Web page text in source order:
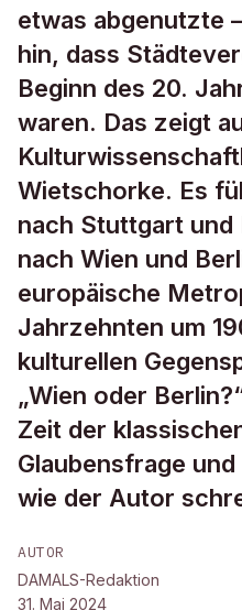
etwas abgenutzte
hin, dass
Beginn des 20.
waren. Das zeigt
Wietschorke. Es
nach Stuttgart
nach Wien und
europäische
Jahrzehnten um
kulturellen
„Wien oder
Zeit der
Glaubensfrage
wie der Autor
AUTOR
DAMALS-Redaktion
31. Mai 2024